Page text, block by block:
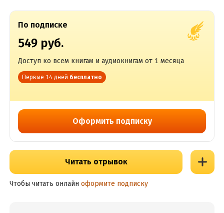
По подписке
549 руб.
Доступ ко всем книгам и аудиокнигам от 1 месяца
Первые 14 дней бесплатно
Оформить подписку
Читать отрывок
Чтобы читать онлайн оформите подписку